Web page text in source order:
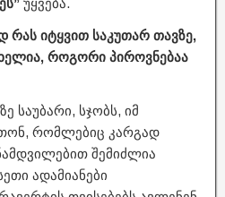
რას იტყვით საკუთარ თავზე,
როგორი პიროვნებაა
საუბარი, სჯობს, იმ
რომლებიც კარგად
შემიძლია
ადამიანები